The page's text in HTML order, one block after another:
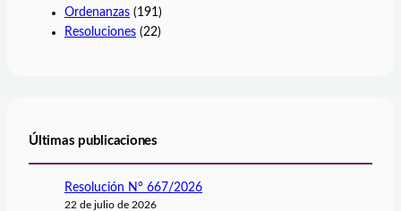
Ordenanzas (191)
Resoluciones (22)
Últimas publicaciones
Resolución N° 667/2026
22 de julio de 2026